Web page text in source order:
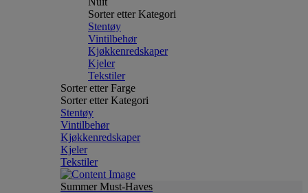
Sorter etter Kategori
Stentøy
Vintilbehør
Kjøkkenredskaper
Kjeler
Tekstiler
Sorter etter Farge
Sorter etter Kategori
Stentøy
Vintilbehør
Kjøkkenredskaper
Kjeler
Tekstiler
Summer Must-Haves